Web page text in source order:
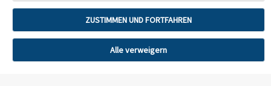
ausgewählten Ländern.
Care, die Tandem Logos, Control-IQ, Control-IQ+, t:slim X2, t:slim, Tandem
t:slim Mobile App und Tandem Source sind eingetragene Marken oder
ZUSTIMMEN UND FORTFAHREN
Alle verweigern